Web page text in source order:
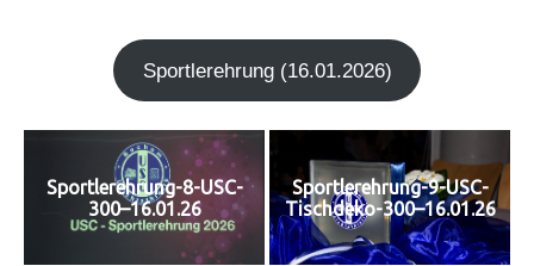
Sport­ler­eh­rung (16.01.2026)
Sportlerehrung-8-USC-
300–16.01.26
Sportlerehrung-9-USC-
Tischdeko-300–16.01.26